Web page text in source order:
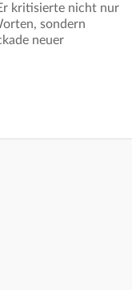
kritisierte nicht nur
sondern
neuer